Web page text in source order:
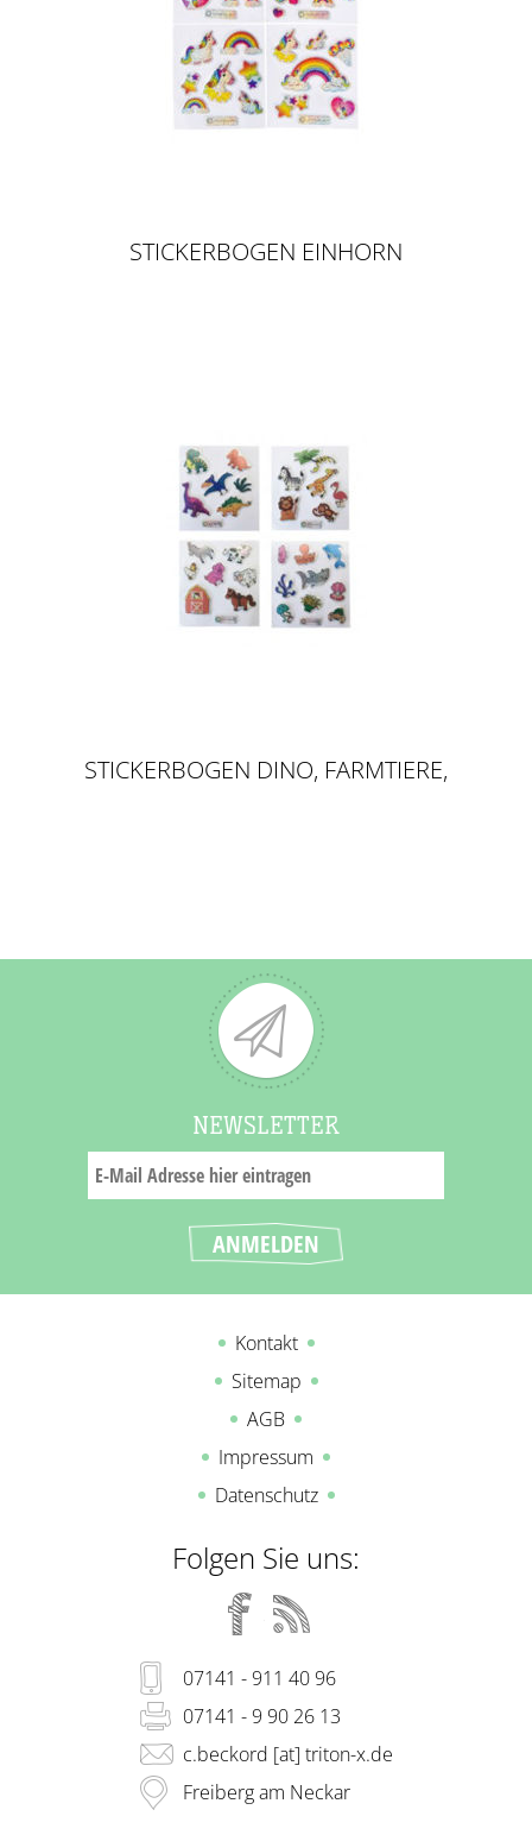
STICKERBOGEN EINHORN
STICKERBOGEN DINO, FARMTIERE,
NEWSLETTER
Kontakt
Sitemap
AGB
Impressum
Datenschutz
Folgen Sie uns:
07141 - 911 40 96
07141 - 9 90 26 13
c.beckord [at] triton-x.de
Freiberg am Neckar